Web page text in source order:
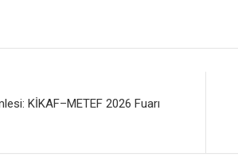
KİKAF–METEF 2026 Fuarı